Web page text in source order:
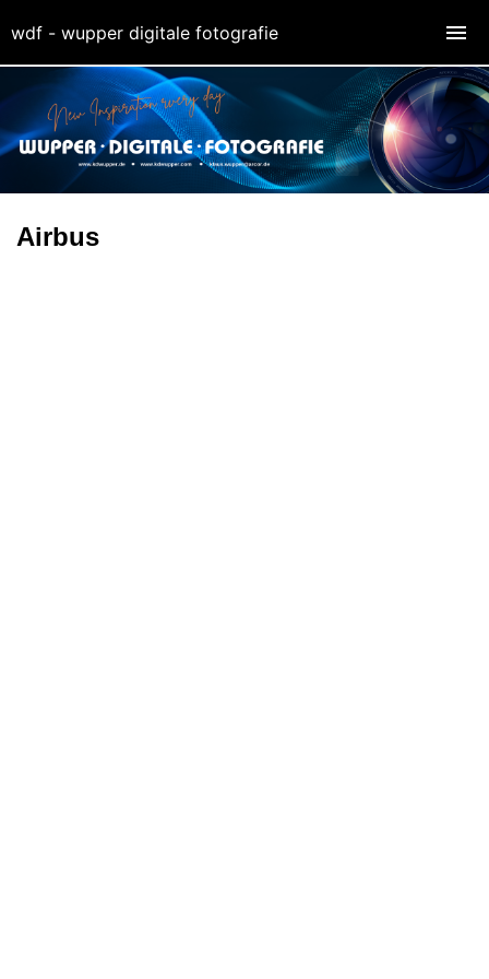
Airbus
wdf - wupper digitale fotografie